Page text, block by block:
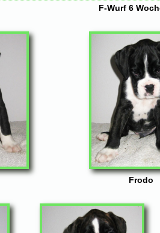
F-Wurf 6
Frodo